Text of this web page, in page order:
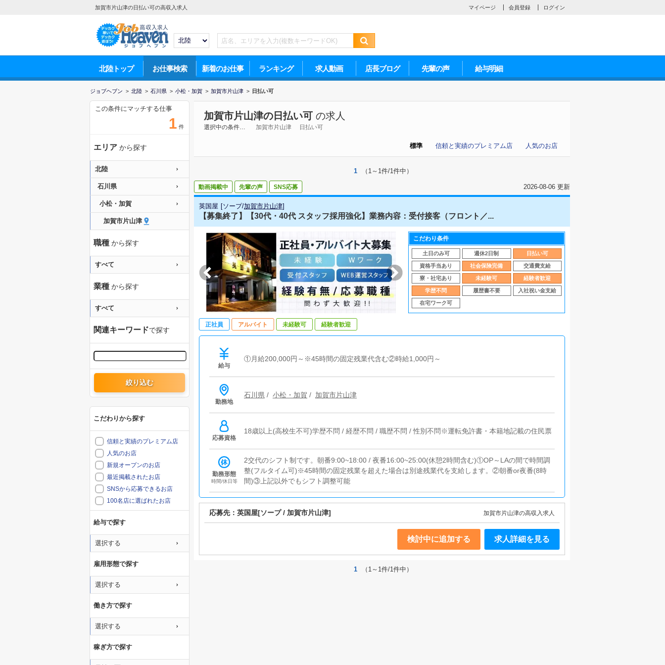
加賀市片山津の日払い可の高収入求人 マイページ 会員登録 ログイン
北陸トップ お仕事検索 新着のお仕事 ランキング 求人動画 店長ブログ 先輩の声 給与明細
ジョブヘブン > 北陸 > 石川県 > 小松・加賀 > 加賀市片山津 > 日払い可
加賀市片山津の日払い可 の求人
選択中の条件… 加賀市片山津 日払い可
人気のお店
信頼と実績のプレミアム店
標準
1 （1～1件/1件中）
動画掲載中 先輩の声 SNS応募 2026-08-06 更新
英国屋 [ソープ/加賀市片山津]
【募集終了】【30代・40代 スタッフ採用強化】業務内容：受付接客（フロント／...
こだわり条件
土日のみ可 週休2日制 日払い可
資格手当あり 社会保険完備 交通費支給
寮・社宅あり 未経験可 経験者歓迎
学歴不問 履歴書不要 入社祝い金支給
在宅ワーク可
正社員 アルバイト 未経験可 経験者歓迎
給与
①月給200,000円～※45時間の固定残業代含む②時給1,000円～
勤務地
石川県 / 小松・加賀 / 加賀市片山津
応募資格
18歳以上(高校生不可)学歴不問 / 経歴不問 / 職歴不問 / 性別不問※運転免許書・本籍地記載の住民票
勤務形態
時間/休日等
2交代のシフト制です。朝番9:00~18:00 / 夜番16:00~25:00(休憩2時間含む)①OP～LAの間で時間調
整(フルタイム可)※45時間の固定残業を超えた場合は別途残業代を支給します。②朝番or夜番(8時
間)③上記以外でもシフト調整可能
応募先： 英国屋[ソープ / 加賀市片山津] 加賀市片山津の高収入求人
検討中に追加する 求人詳細を見る
1 （1～1件/1件中）
この条件にマッチする仕事
1 件
エリア から探す
北陸
石川県
小松・加賀
加賀市片山津
職種 から探す
すべて
業種 から探す
すべて
関連キーワードで探す
絞り込む
こだわりから探す
信頼と実績のプレミアム店
人気のお店
新規オープンのお店
最近掲載されたお店
SNSから応募できるお店
100名店に選ばれたお店
給与で探す
選択する
雇用形態で探す
選択する
働き方で探す
選択する
稼ぎ方で探す